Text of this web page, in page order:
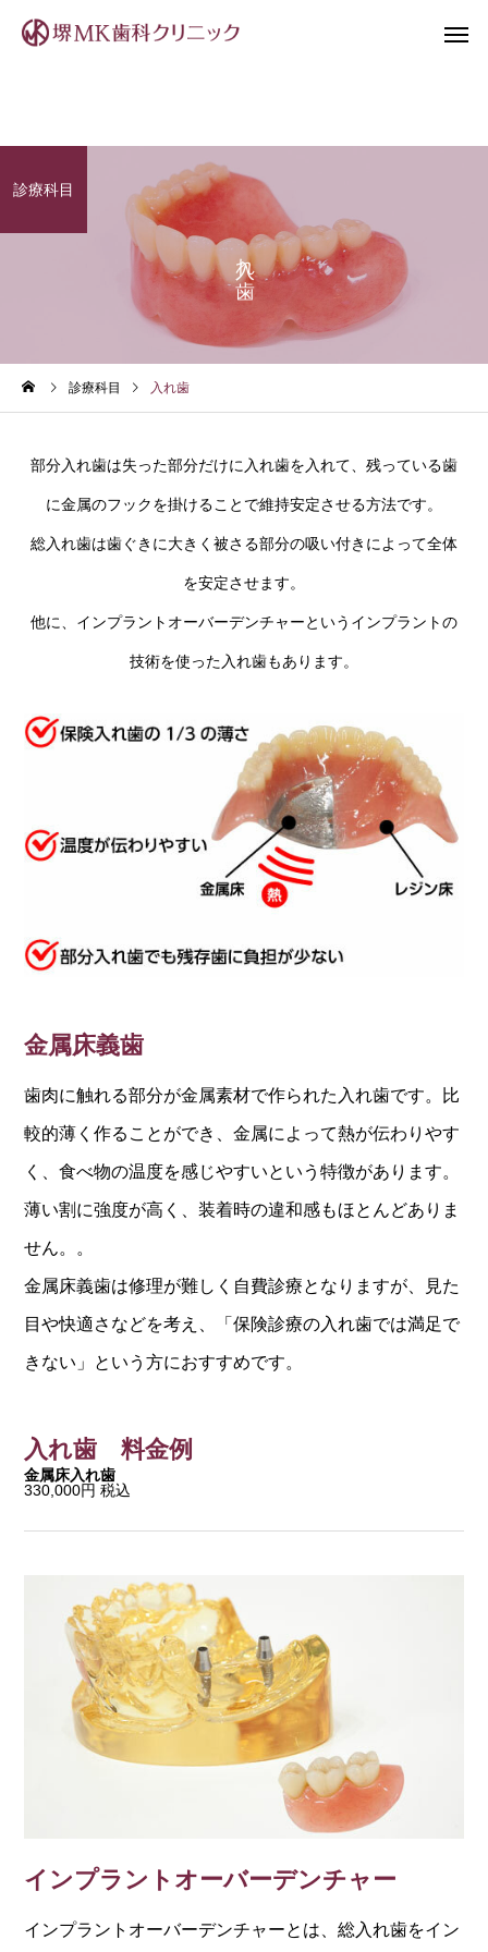
虫歯治療
歯列矯正
入れ歯
診療科目
診療科目 入れ歯
部分入れ歯は失った部分だけに入れ歯を入れて、残っている歯
に金属のフックを掛けることで維持安定させる方法です。
総入れ歯は歯ぐきに大きく被さる部分の吸い付きによって全体
を安定させます。
他に、インプラントオーバーデンチャーというインプラントの
技術を使った入れ歯もあります。
金属床義歯
歯肉に触れる部分が金属素材で作られた入れ歯です。比
較的薄く作ることができ、金属によって熱が伝わりやす
く、食べ物の温度を感じやすいという特徴があります。
薄い割に強度が高く、装着時の違和感もほとんどありま
せん。。
金属床義歯は修理が難しく自費診療となりますが、見た
目や快適さなどを考え、「保険診療の入れ歯では満足で
きない」という方におすすめです。
入れ歯 料金例
金属床入れ歯
330,000円 税込
インプラントオーバーデンチャー
インプラントオーバーデンチャーとは、総入れ歯をイン